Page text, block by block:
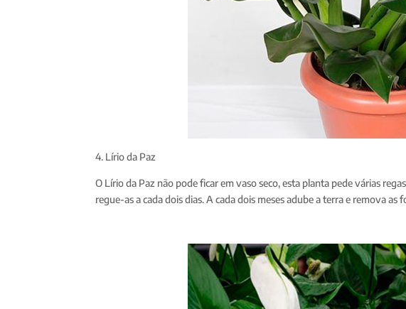
4. Lírio da Paz
O Lírio da Paz não pode ficar em vaso seco, esta planta pede várias
regue-as a cada dois dias. A cada dois meses adube a terra e remova as